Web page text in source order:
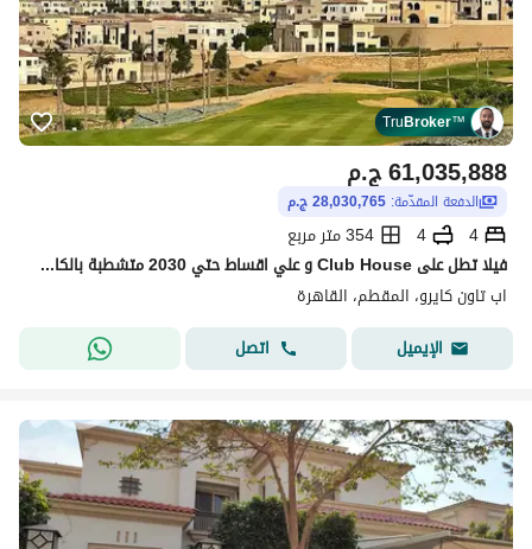
TruBroker™
ج.م61,035,888
الدفعة المقدّمة: 28,030,765 ج.م
4
4
354 متر مربع
فيلا تطل على Club House و علي اقساط حتي 2030 متشطبة بالكامل في اب تاون كايرو
اب تاون كايرو، المقطم، القاهرة
الإيميل
اتصل